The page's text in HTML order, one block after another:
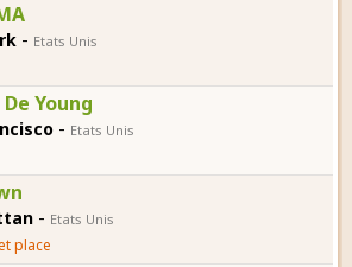
- Etats Unis
Young
- Etats Unis
- Etats Unis
place